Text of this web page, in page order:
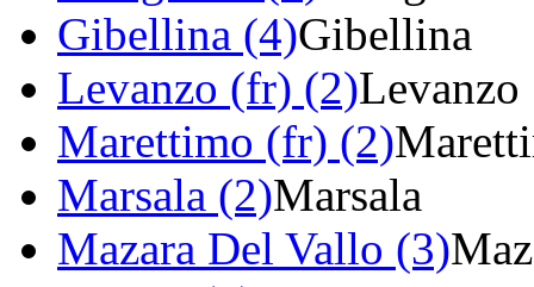
Gibellina (4)Gibellina
Levanzo (fr) (2)Levanzo
Marettimo (fr) (2)
Marsala (2)Marsala
Mazara Del Vallo (3)